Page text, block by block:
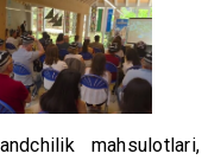
mahsulotlari,